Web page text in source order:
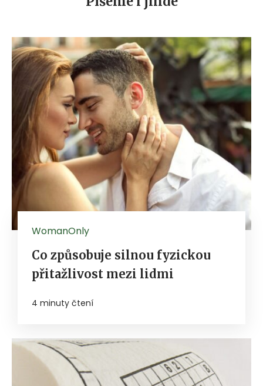
WomanOnly
Co způsobuje silnou fyzickou
přitažlivost mezi lidmi
4 minuty čtení